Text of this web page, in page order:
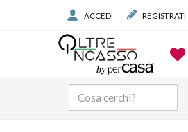
ACCEDI REGISTRATI